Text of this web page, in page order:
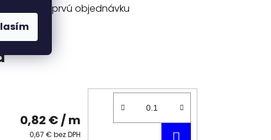
na prvú objednávku
0,82 € / m
0,67 € bez DPH